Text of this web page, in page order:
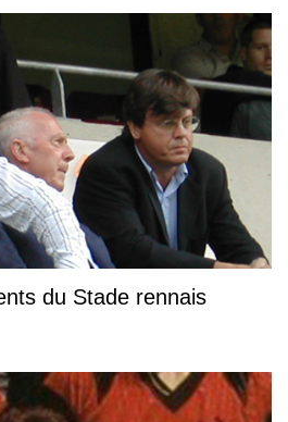
du Stade rennais